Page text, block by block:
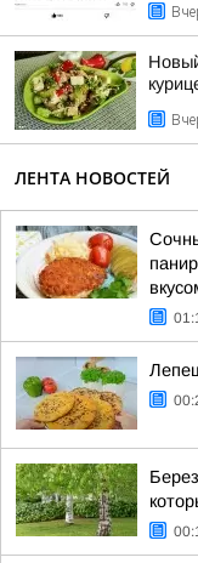
ЛЕНТА НОВОСТЕЙ